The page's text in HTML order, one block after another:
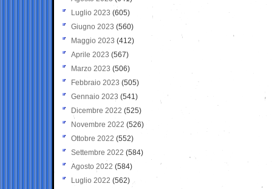
Luglio 2023 (605)
Giugno 2023 (560)
Maggio 2023 (412)
Aprile 2023 (567)
Marzo 2023 (506)
Febbraio 2023 (505)
Gennaio 2023 (541)
Dicembre 2022 (525)
Novembre 2022 (526)
Ottobre 2022 (552)
Settembre 2022 (584)
Agosto 2022 (584)
Luglio 2022 (562)